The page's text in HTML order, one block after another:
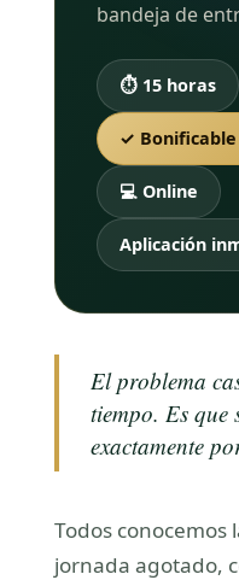
bandeja de
⏱ 15 horas
✓ Bonificable
💻 Online
Aplicación
El problema
tiempo. Es que
exactamente
Todos conocemos
jornada agotado,